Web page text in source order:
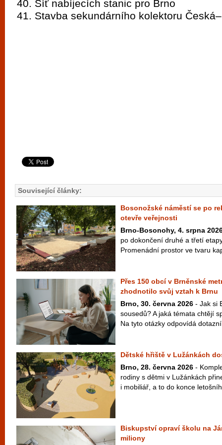
Síť nabíjecích stanic pro Brno
Stavba sekundárního kolektoru
Související články:
Bosonožské náměstí se po
otevře veřejnosti
Brno-Bosonohy, 4. srpna
po dokončení druhé a třetí
Promenádní prostor ve tvaru
Přes 150 obcí v Brněnské
zhodnotilo svůj vztah k Brnu
Brno, 30. června 2026 - Jak si
sousedů? A jaká témata chtějí
Na tyto otázky odpovídá
Dětské hřiště v Lužánkách
Brno, 28. června 2026 -
rodiny s dětmi v Lužánkách
i mobiliář, a to do konce
Biskupství opraví školu na
miliony